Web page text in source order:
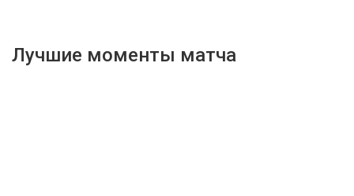
Лучшие моменты матча